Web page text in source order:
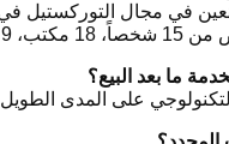
أنحاء الصين.
على المدى الطويل